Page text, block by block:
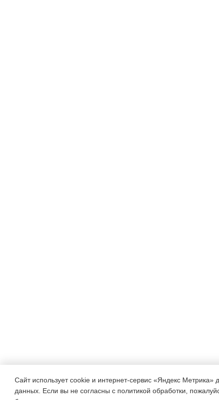
Сайт использует cookie и интернет-сервис «Яндекс Метрика»
данных. Если вы не согласны с политикой обработки,